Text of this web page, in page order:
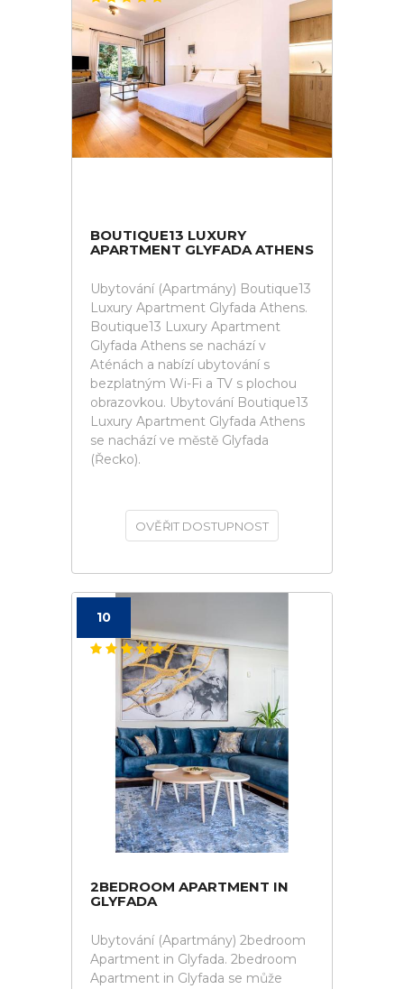
BOUTIQUE13 LUXURY
APARTMENT GLYFADA ATHENS
Ubytování (Apartmány) Boutique13
Luxury Apartment Glyfada Athens.
Boutique13 Luxury Apartment
Glyfada Athens se nachází v
Aténách a nabízí ubytování s
bezplatným Wi-Fi a TV s plochou
obrazovkou. Ubytování Boutique13
Luxury Apartment Glyfada Athens
se nachází ve městě Glyfada
(Řecko).
OVĚŘIT DOSTUPNOST
10
2BEDROOM APARTMENT IN
GLYFADA
Ubytování (Apartmány) 2bedroom
Apartment in Glyfada. 2bedroom
Apartment in Glyfada se může